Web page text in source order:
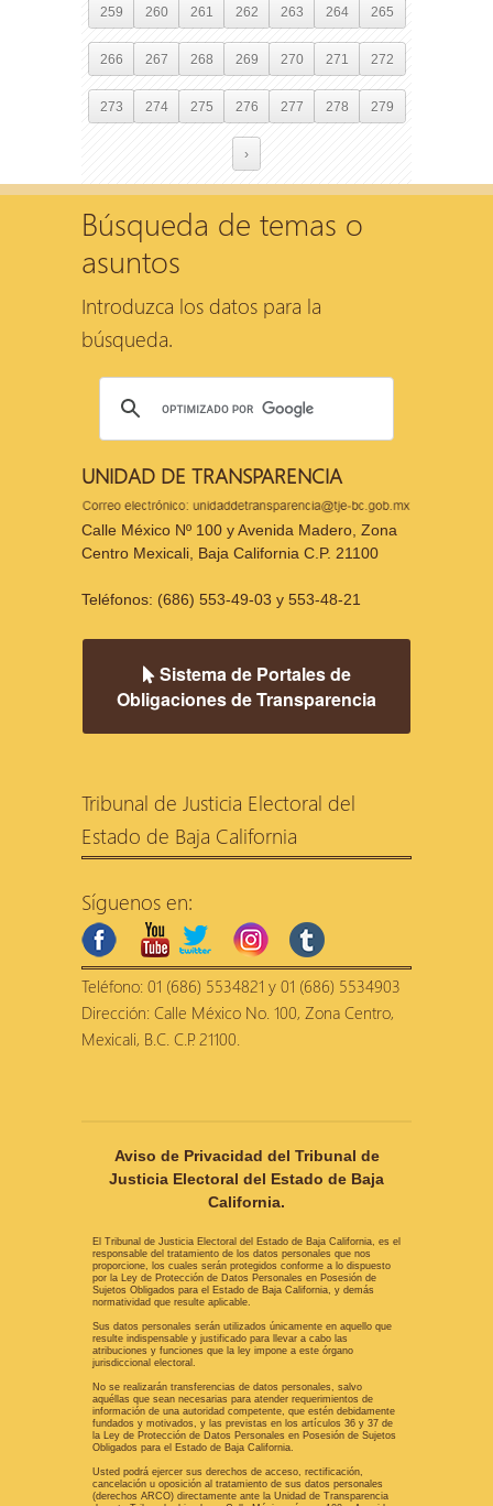
259 260 261 262 263 264 265
266 267 268 269 270 271 272
273 274 275 276 277 278 279
›
Búsqueda de temas o
asuntos
Introduzca los datos para la
búsqueda.
UNIDAD DE TRANSPARENCIA
Calle México Nº 100 y Avenida Madero, Zona
Centro Mexicali, Baja California C.P. 21100
Teléfonos: (686) 553-49-03 y 553-48-21
Sistema de Portales de
Obligaciones de Transparencia
Tribunal de Justicia Electoral del
Estado de Baja California
Síguenos en:
facebookyoutubetwitter
Teléfono: 01 (686) 5534821 y 01 (686) 5534903
Dirección: Calle México No. 100, Zona Centro,
Mexicali, B.C. C.P. 21100.
Aviso de Privacidad del Tribunal de
Justicia Electoral del Estado de Baja
California.
El Tribunal de Justicia Electoral del Estado de Baja California, es el
responsable del tratamiento de los datos personales que nos
proporcione, los cuales serán protegidos conforme a lo dispuesto
por la Ley de Protección de Datos Personales en Posesión de
Sujetos Obligados para el Estado de Baja California, y demás
normatividad que resulte aplicable.
Sus datos personales serán utilizados únicamente en aquello que
resulte indispensable y justificado para llevar a cabo las
atribuciones y funciones que la ley impone a este órgano
jurisdiccional electoral.
No se realizarán transferencias de datos personales, salvo
aquéllas que sean necesarias para atender requerimientos de
información de una autoridad competente, que estén debidamente
fundados y motivados, y las previstas en los artículos 36 y 37 de
la Ley de Protección de Datos Personales en Posesión de Sujetos
Obligados para el Estado de Baja California.
Usted podrá ejercer sus derechos de acceso, rectificación,
cancelación u oposición al tratamiento de sus datos personales
(derechos ARCO) directamente ante la Unidad de Transparencia